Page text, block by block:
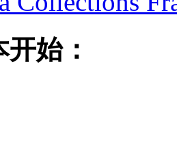
始：